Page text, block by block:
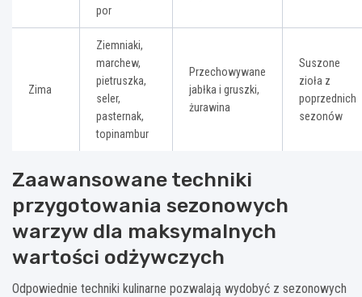
por
Zima
Ziemniaki,
marchew,
pietruszka,
seler,
pasternak,
topinambur
Przechowywane
jabłka i gruszki,
żurawina
Suszone
zioła z
poprzednich
sezonów
Zaawansowane techniki
przygotowania sezonowych
warzyw dla maksymalnych
wartości odżywczych
Odpowiednie techniki kulinarne pozwalają wydobyć z sezonowych